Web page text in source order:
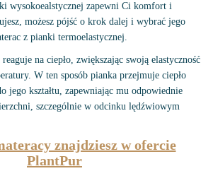
wysokoealstycznej zapewni Ci komfort i
możesz pójść o krok dalej i wybrać jego
z pianki termoelastycznej.
na ciepło, zwiększając swoją elastyczność
W ten sposób pianka przejmuje ciepło
jego kształtu, zapewniając mu odpowiednie
szczególnie w odcinku lędźwiowym
znajdziesz w ofercie
PlantPur